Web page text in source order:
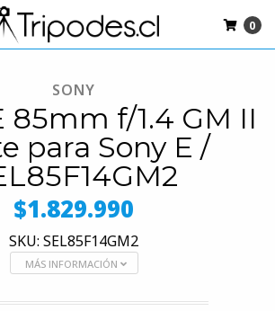
0
SONY
85mm f/1.4 GM II
para Sony E /
$1.829.990
SKU: SEL85F14GM2
MÁS INFORMACIÓN